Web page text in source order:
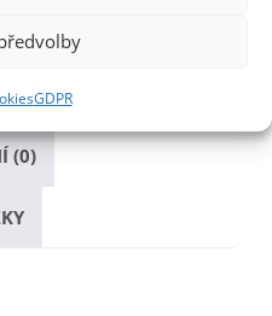
GDPR
(0)